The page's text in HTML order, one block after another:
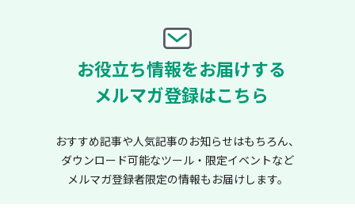
お役立ち情報をお届けする
メルマガ登録はこちら
おすすめ記事や人気記事のお知らせはもちろん、
ダウンロード可能なツール・限定イベントなど
メルマガ登録者限定の情報もお届けします。